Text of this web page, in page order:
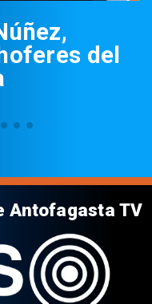
del
Antofagasta TV